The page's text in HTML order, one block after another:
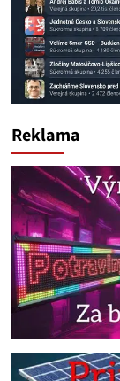
Reklama